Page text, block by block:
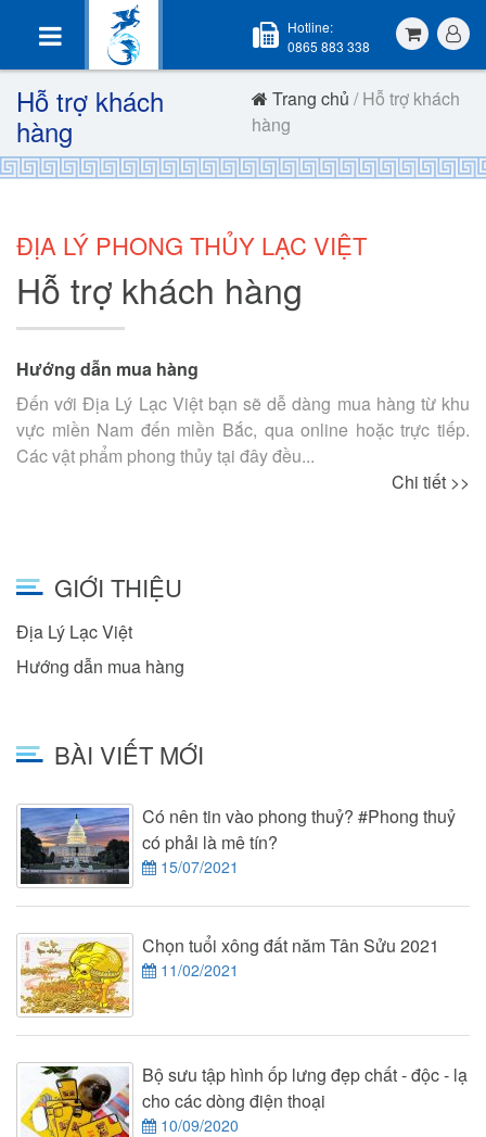
Hotline:
0865 883 338
Hỗ trợ khách
hàng
Trang chủ / Hỗ trợ khách
hàng
GIỚI THIỆU
Địa Lý Lạc Việt
Hướng dẫn mua hàng
BÀI VIẾT MỚI
Có nên tin vào phong thuỷ? #Phong thuỷ
có phải là mê tín?
15/07/2021
Chọn tuổi xông đất năm Tân Sửu 2021
11/02/2021
Bộ sưu tập hình ốp lưng đẹp chất - độc - lạ
cho các dòng điện thoại
10/09/2020
ĐỊA LÝ PHONG THỦY LẠC VIỆT
Hỗ trợ khách hàng
Hướng dẫn mua hàng
Đến với Địa Lý Lạc Việt bạn sẽ dễ dàng mua hàng từ khu
vực miền Nam đến miền Bắc, qua online hoặc trực tiếp.
Các vật phẩm phong thủy tại đây đều...
Chi tiết >>